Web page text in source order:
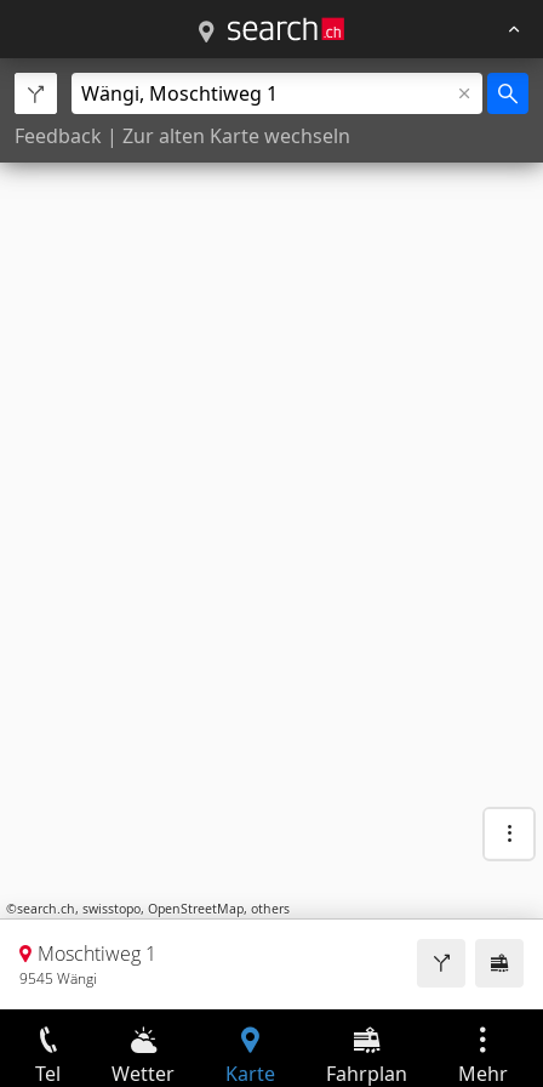
Feedback | Zur alten Karte wechseln
©search.ch, swisstopo, OpenStreetMap, others
Moschtiweg 1
9545 Wängi
Tel Wetter Karte Fahrplan Mehr